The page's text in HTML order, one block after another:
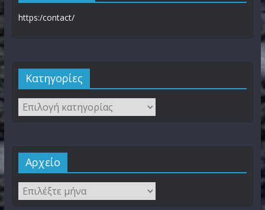
https:/contact/
Kατηγορίες
Αρχείο